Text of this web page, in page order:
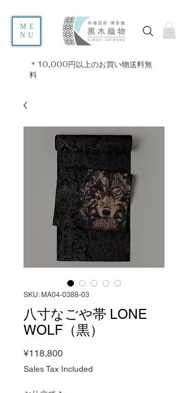
ME
NU
＊10,000円以上のお買い物送料無
料
SKU: MA04-0388-03
八寸なごや帯 LONE
WOLF（黒）
¥118,800Price
Sales Tax Included